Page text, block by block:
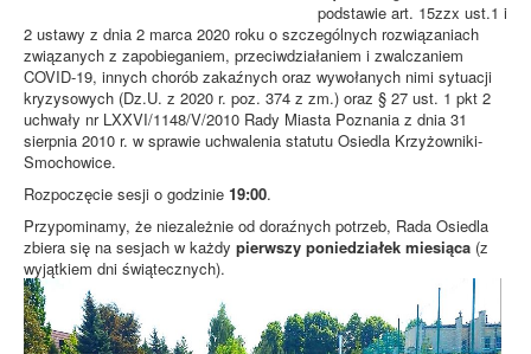
podstawie art. 15zzx ust.1 i
2 ustawy z dnia 2 marca 2020 roku o szczególnych rozwiązaniach
związanych z zapobieganiem, przeciwdziałaniem i zwalczaniem
COVID-19, innych chorób zakaźnych oraz wywołanych nimi sytuacji
kryzysowych (Dz.U. z 2020 r. poz. 374 z zm.) oraz § 27 ust. 1 pkt 2
uchwały nr LXXVI/1148/V/2010 Rady Miasta Poznania z dnia 31
sierpnia 2010 r. w sprawie uchwalenia statutu Osiedla Krzyżowniki-
Smochowice.
Rozpoczęcie sesji o godzinie 19:00.
Przypominamy, że niezależnie od doraźnych potrzeb, Rada Osiedla
zbiera się na sesjach w każdy pierwszy poniedziałek miesiąca (z
wyjątkiem dni świątecznych).